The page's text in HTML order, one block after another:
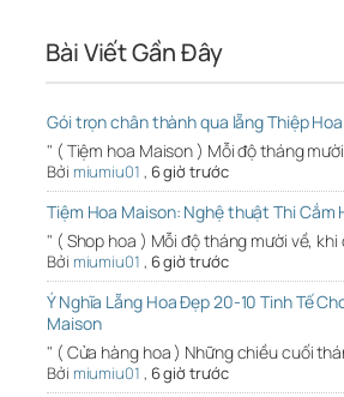
Bài Viết Gần Đây
Gói trọn chân thành qua lẵng Thiệp
" ( Tiệm hoa Maison ) Mỗi độ tháng
Bởi miumiu01 , 6 giờ trước
Tiệm Hoa Maison: Nghệ thuật Thi Cắm
" ( Shop hoa ) Mỗi độ tháng mười về,
Bởi miumiu01 , 6 giờ trước
Ý Nghĩa Lẵng Hoa Đẹp 20-10 Tinh Tế
Maison
" ( Cửa hàng hoa ) Những chiều cuối
Bởi miumiu01 , 6 giờ trước